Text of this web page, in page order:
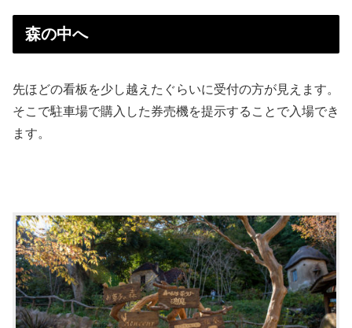
森の中へ
先ほどの看板を少し越えたぐらいに受付の方が見えます。
そこで駐車場で購入した券売機を提示することで入場でき
ます。